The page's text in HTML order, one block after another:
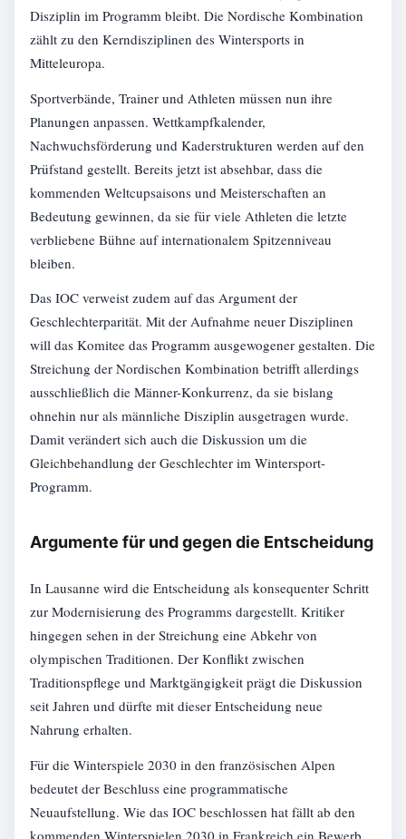
Disziplin im Programm bleibt. Die Nordische Kombination
zählt zu den Kerndisziplinen des Wintersports in
Mitteleuropa.
Sportverbände, Trainer und Athleten müssen nun ihre
Planungen anpassen. Wettkampfkalender,
Nachwuchsförderung und Kaderstrukturen werden auf den
Prüfstand gestellt. Bereits jetzt ist absehbar, dass die
kommenden Weltcupsaisons und Meisterschaften an
Bedeutung gewinnen, da sie für viele Athleten die letzte
verbliebene Bühne auf internationalem Spitzenniveau
bleiben.
Das IOC verweist zudem auf das Argument der
Geschlechterparität. Mit der Aufnahme neuer Disziplinen
will das Komitee das Programm ausgewogener gestalten. Die
Streichung der Nordischen Kombination betrifft allerdings
ausschließlich die Männer-Konkurrenz, da sie bislang
ohnehin nur als männliche Disziplin ausgetragen wurde.
Damit verändert sich auch die Diskussion um die
Gleichbehandlung der Geschlechter im Wintersport-
Programm.
Argumente für und gegen die Entscheidung
In Lausanne wird die Entscheidung als konsequenter Schritt
zur Modernisierung des Programms dargestellt. Kritiker
hingegen sehen in der Streichung eine Abkehr von
olympischen Traditionen. Der Konflikt zwischen
Traditionspflege und Marktgängigkeit prägt die Diskussion
seit Jahren und dürfte mit dieser Entscheidung neue
Nahrung erhalten.
Für die Winterspiele 2030 in den französischen Alpen
bedeutet der Beschluss eine programmatische
Neuaufstellung. Wie das IOC beschlossen hat fällt ab den
kommenden Winterspielen 2030 in Frankreich ein Bewerb